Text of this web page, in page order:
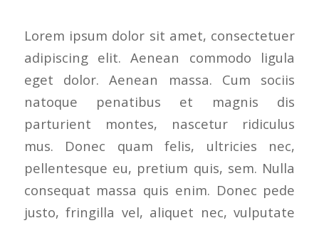
Lorem ipsum dolor sit amet, consectetuer
adipiscing elit. Aenean commodo ligula
eget dolor. Aenean massa. Cum sociis
natoque penatibus et magnis dis
parturient montes, nascetur ridiculus
mus. Donec quam felis, ultricies nec,
pellentesque eu, pretium quis, sem. Nulla
consequat massa quis enim. Donec pede
justo, fringilla vel, aliquet nec, vulputate